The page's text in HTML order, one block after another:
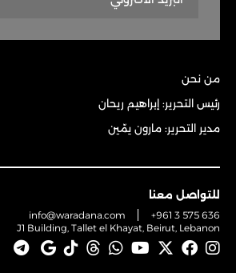
من نحن
رئيس التحرير: إبراهيم ريحان
مدير التحرير: مارون يمّين
للتواصل معنا
info@waradana.com
+961 3 575 636
J1 Building, Tallet el Khayat, Beirut, Lebanon